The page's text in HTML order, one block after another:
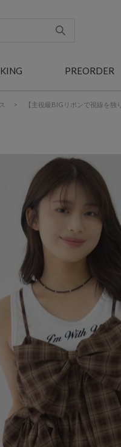
PREORDER
> 【主役級BIGリボンで視線を